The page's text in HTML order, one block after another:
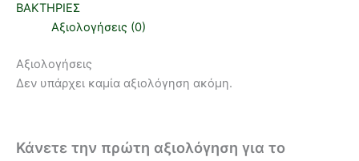
ΒΑΚΤΗΡΙΕΣ
Αξιολογήσεις (0)
Αξιολογήσεις
Δεν υπάρχει καμία αξιολόγηση ακόμη.
Κάνετε την πρώτη αξιολόγηση για το